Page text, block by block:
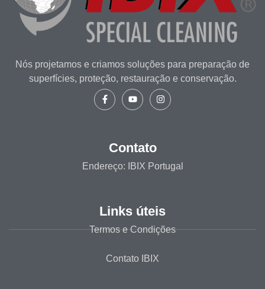
Nós projetamos e criamos soluções para preparação de
superfícies, proteção, restauração e conservação.
Contato
Endereço: IBIX Portugal
Links úteis
Termos e Condições
Contato IBIX